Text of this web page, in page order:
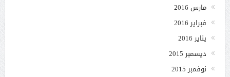
مارس 2016
فبراير 2016
يناير 2016
ديسمبر 2015
نوفمبر 2015